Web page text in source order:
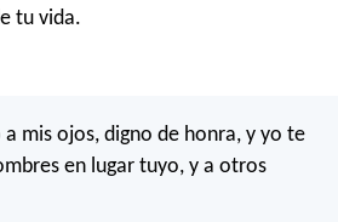
tu vida.
a mis ojos, digno de honra, y yo te
en lugar tuyo, y a otros